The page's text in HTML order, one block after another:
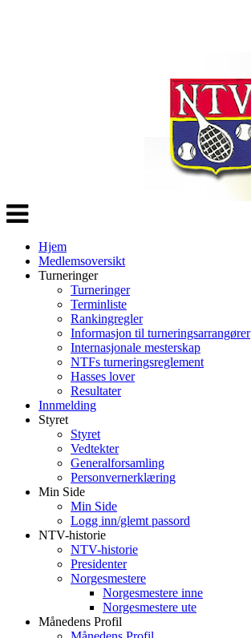
Veksle
navigasjon
Hjem
Medlemsoversikt
Turneringer
Turneringer
Terminliste
Rankingregler
Informasjon til turneringsarrangører
Internasjonale mesterskap
NTFs turneringsreglement
Hasses lover
Resultater
Innmelding
Styret
Styret
Vedtekter
Generalforsamling
Personvernerklæring
Min Side
Min Side
Logg inn/glemt passord
NTV-historie
NTV-historie
Presidenter
Norgesmestere
Norgesmestere inne
Norgesmestere ute
Månedens Profil